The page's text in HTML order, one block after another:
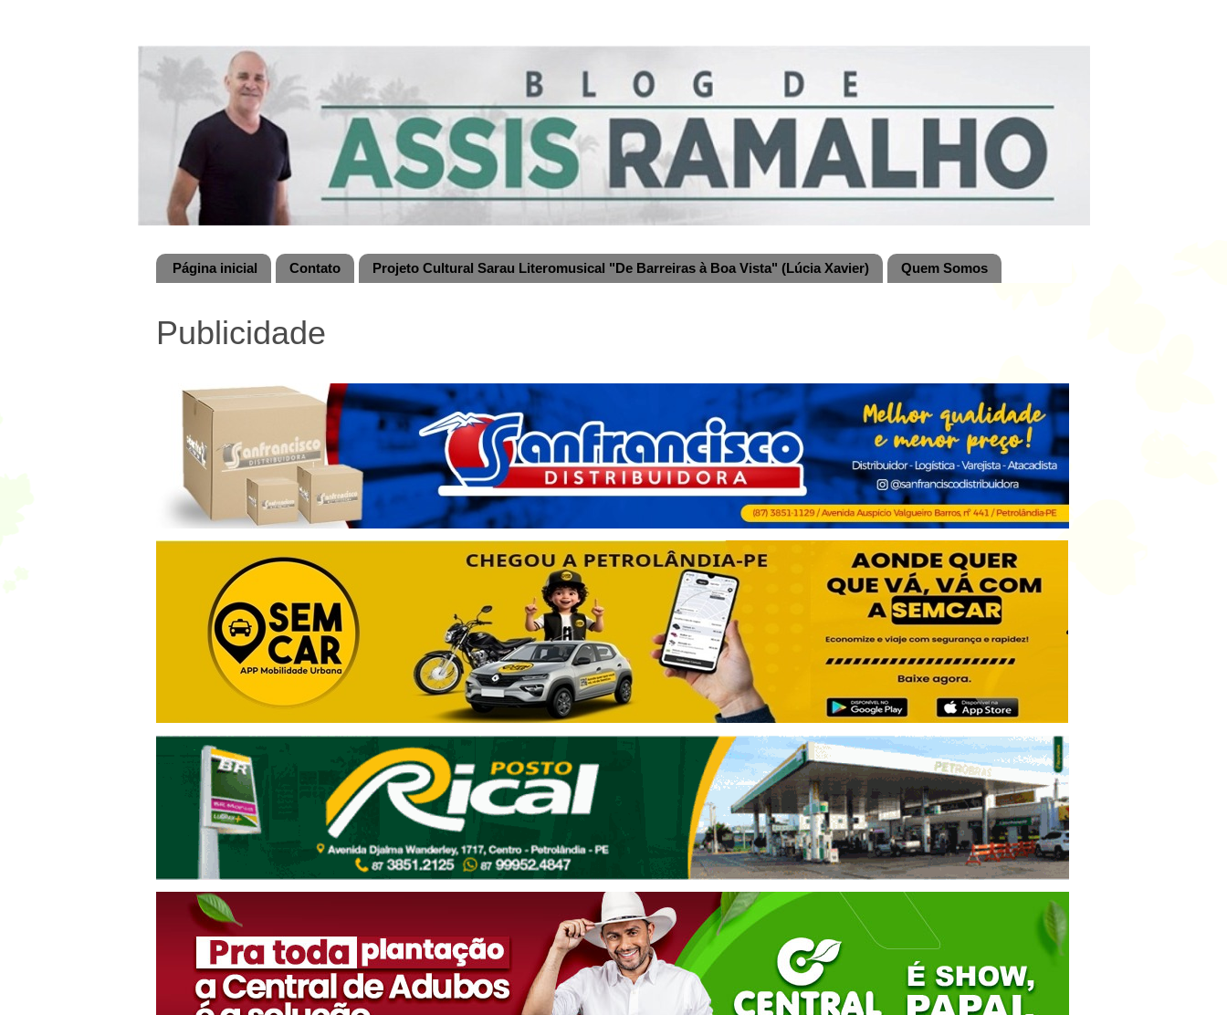
Página inicial Contato Projeto Cultural Sarau Literomusical "De Barreiras à Boa Vista" (Lúcia Xavier) Quem Somos
Publicidade